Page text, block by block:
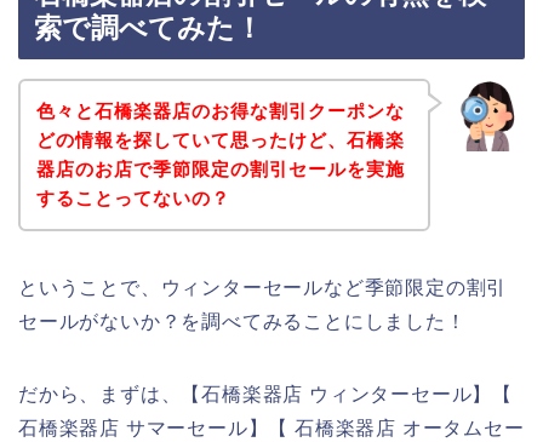
索で調べてみた！
色々と石橋楽器店のお得な割引クーポンな
どの情報を探していて思ったけど、石橋楽
器店のお店で季節限定の割引セールを実施
することってないの？
ということで、ウィンターセールなど季節限定の割引
セールがないか？を調べてみることにしました！
だから、まずは、【石橋楽器店 ウィンターセール】【
石橋楽器店 サマーセール】【 石橋楽器店 オータムセー